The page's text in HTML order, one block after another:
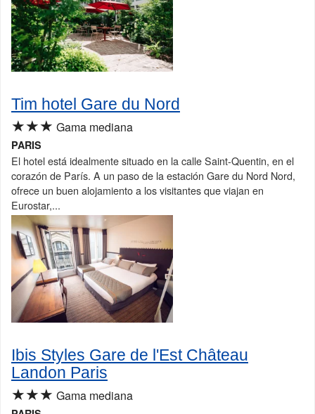
Tim hotel Gare du Nord
★★★ Gama mediana
PARIS
El hotel está idealmente situado en la calle Saint-Quentin, en el
corazón de París. A un paso de la estación Gare du Nord Nord,
ofrece un buen alojamiento a los visitantes que viajan en
Eurostar,...
Ibis Styles Gare de l'Est Château
Landon Paris
★★★ Gama mediana